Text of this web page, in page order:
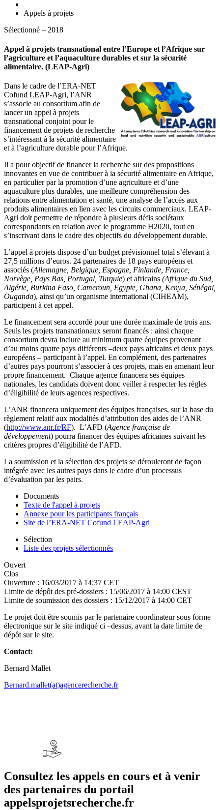
Appels à projets
Sélectionné – 2018
Appel à projets transnational entre l’Europe et l’Afrique sur
l’agriculture et l’aquaculture durables et sur la sécurité
alimentaire. (LEAP-Agri)
Dans le cadre de l’ERA-NET
Cofund LEAP-Agri, l’ANR
s’associe au consortium afin de
lancer un appel à projets
transnational conjoint pour le
financement de projets de recherche
s’intéressant à la sécurité alimentaire
et à l’agriculture durable pour l’Afrique.
Il a pour objectif de financer la recherche sur des propositions
innovantes en vue de contribuer à la sécurité alimentaire en Afrique,
en particulier par la promotion d’une agriculture et d’une
aquaculture plus durables, une meilleure compréhension des
relations entre alimentation et santé, une analyse de l’accès aux
produits alimentaires en lien avec les circuits commerciaux. LEAP-
Agri doit permettre de répondre à plusieurs défis sociétaux
correspondants en relation avec le programme H2020, tout en
s’inscrivant dans le cadre des objectifs du développement durable.
L’appel à projets dispose d’un budget prévisionnel total s’élevant à
27,5 millions d’euros. 24 partenaires de 18 pays européens et
associés (Allemagne, Belgique, Espagne, Finlande, France,
Norvège, Pays Bas, Portugal, Turquie) et africains (Afrique du Sud,
Algérie, Burkina Faso, Cameroun, Egypte, Ghana, Kenya, Sénégal,
Ouganda), ainsi qu’un organisme international (CIHEAM),
participent à cet appel.
Le financement sera accordé pour une durée maximale de trois ans.
Seuls les projets transnationaux seront financés : ainsi chaque
consortium devra inclure au minimum quatre équipes provenant
d’au moins quatre pays différents –deux pays africains et deux pays
européens – participant à l’appel. En complément, des partenaires
d’autres pays pourront s’associer à ces projets, mais en amenant leur
propre financement. Chaque agence financera ses équipes
nationales, les candidats doivent donc veiller à respecter les règles
d’éligibilité de leurs agences respectives.
L’ANR financera uniquement des équipes françaises, sur la base du
règlement relatif aux modalités d’attribution des aides de l’ANR
(http://www.anr.fr/RF). L’AFD (Agence française de
développement) pourra financer des équipes africaines suivant les
critères propres d’éligibilité de l’AFD.
La soumission et la sélection des projets se dérouleront de façon
intégrée avec les autres pays dans le cadre d’un processus
d’évaluation par les pairs.
Documents
Texte de l'appel à projets
Annexe pour les participants français
Site de l’ERA-NET Cofund LEAP-Agri
Sélection
Liste des projets sélectionnés
Ouvert
Clos
Ouverture : 16/03/2017 à 14:37 CET
Limite de dépôt des pré-dossiers : 15/06/2017 à 14:00 CEST
Limite de soumission des dossiers : 15/12/2017 à 14:00 CET
Le projet doit être soumis par le partenaire coordinateur sous forme
électronique sur le site indiqué ci –dessus, avant la date limite de
dépôt sur le site.
Contact:
Bernard Mallet
Bernard.mallet(at)agencerecherche.fr
Consultez les appels en cours et à venir
des partenaires du portail
appelsprojetsrecherche.fr